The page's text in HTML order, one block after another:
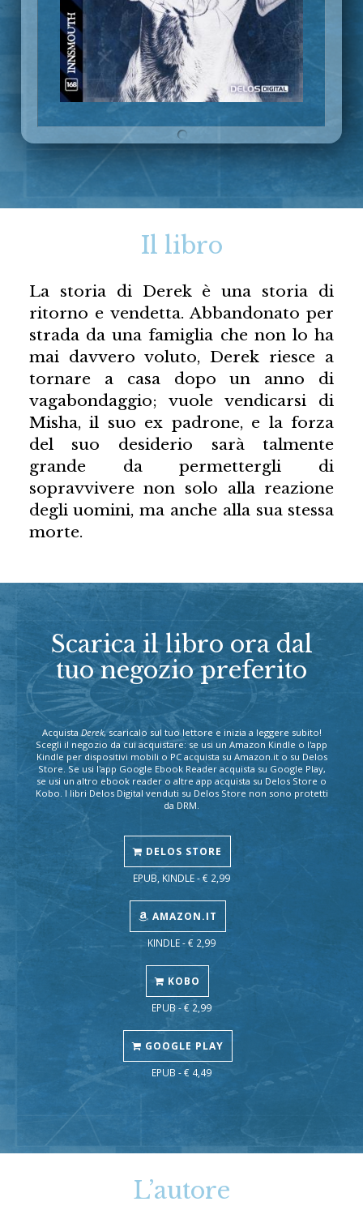
Il libro
La storia di Derek è una storia di
ritorno e vendetta. Abbandonato per
strada da una famiglia che non lo ha
mai davvero voluto, Derek riesce a
tornare a casa dopo un anno di
vagabondaggio; vuole vendicarsi di
Misha, il suo ex padrone, e la forza
del suo desiderio sarà talmente
grande da permettergli di
sopravvivere non solo alla reazione
degli uomini, ma anche alla sua stessa
morte.
Scarica il libro ora dal
tuo negozio preferito
AcquistaDerek, scaricalo sul tuo lettore e inizia a leggere subito!
Scegli il negozio da cui acquistare: se usi un Amazon Kindle o l'app
Kindle per dispositivi mobili o PC acquista su Amazon.it o su Delos
Store. Se usi l'app Google Ebook Reader acquista su Google Play,
se usi un altro ebook reader o altre app acquista su Delos Store o
Kobo. I libri Delos Digital venduti su Delos Store non sono protetti
da DRM.
DELOS STORE
EPUB, KINDLE - € 2,99
AMAZON.IT
KINDLE - € 2,99
KOBO
EPUB - € 2,99
GOOGLE PLAY
EPUB - € 4,49
L’autore